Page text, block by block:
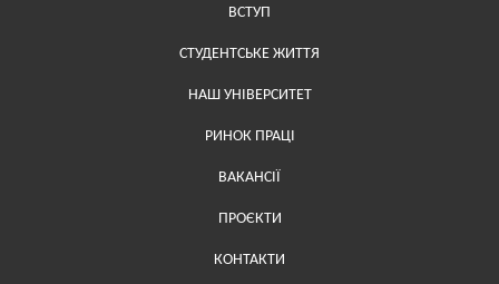
ВСТУП
СТУДЕНТСЬКЕ ЖИТТЯ
НАШ УНІВЕРСИТЕТ
РИНОК ПРАЦІ
ВАКАНСІЇ
ПРОЄКТИ
Меню у футері (додаткове)
КОНТАКТИ